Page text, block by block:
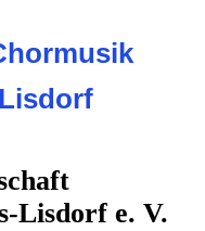
Lisdorf e. V.